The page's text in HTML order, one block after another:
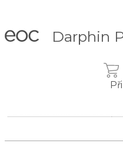
Darphin